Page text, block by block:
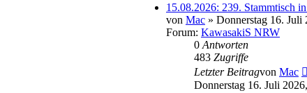
15.08.2026: 239.
von Mac » Donnerstag 16. Juli
Forum: KawasakiS NRW
0 Antworten
483 Zugriffe
Letzter Beitragvon Mac
Donnerstag 16. Juli